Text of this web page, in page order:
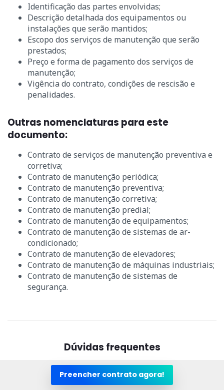
Identificação das partes envolvidas;
Descrição detalhada dos equipamentos ou
instalações que serão mantidos;
Escopo dos serviços de manutenção que serão
prestados;
Preço e forma de pagamento dos serviços de
manutenção;
Vigência do contrato, condições de rescisão e
penalidades.
Outras nomenclaturas para este
documento:
Contrato de serviços de manutenção preventiva e
corretiva;
Contrato de manutenção periódica;
Contrato de manutenção preventiva;
Contrato de manutenção corretiva;
Contrato de manutenção predial;
Contrato de manutenção de equipamentos;
Contrato de manutenção de sistemas de ar-
condicionado;
Contrato de manutenção de elevadores;
Contrato de manutenção de máquinas industriais;
Contrato de manutenção de sistemas de
segurança.
Dúvidas frequentes
1. O que é manutenção e seu objetivo?
Preencher contrato agora!